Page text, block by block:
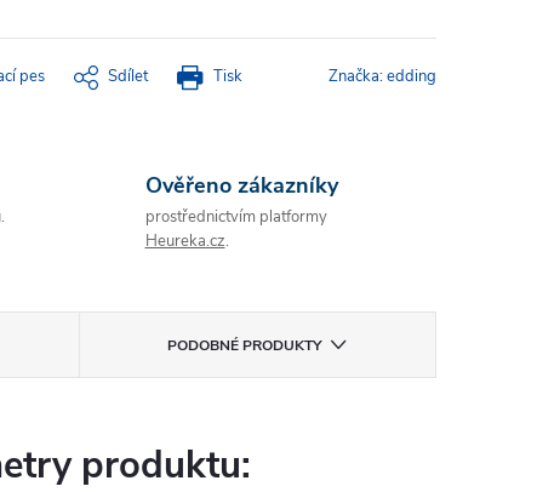
Tisk
pes Sdílet Značka:edding
Ověřeno zákazníky
prostřednictvím platformy
Heureka.cz.
PODOBNÉ PRODUKTY
produktu: